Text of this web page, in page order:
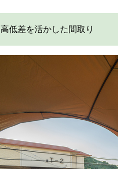
高低差を活かした間取り